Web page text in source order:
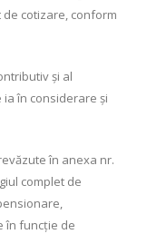
cotizare, conform
şi al
în considerare şi
în anexa nr.
complet de
în funcţie de